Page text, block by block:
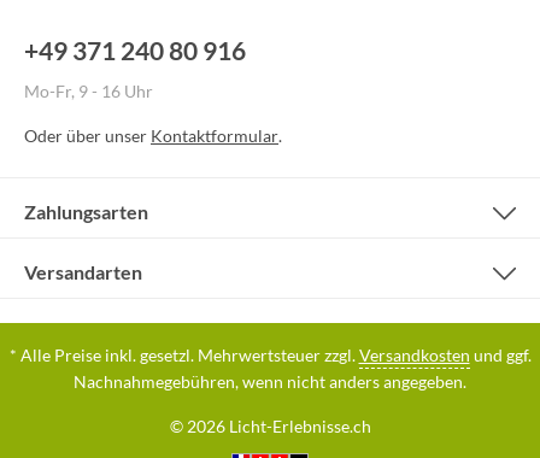
+49 371 240 80 916
Mo-Fr, 9 - 16 Uhr
Oder über unser Kontaktformular.
Zahlungsarten
Versandarten
* Alle Preise inkl. gesetzl. Mehrwertsteuer zzgl.Versandkosten und ggf.
Nachnahmegebühren, wenn nicht anders angegeben.
© 2026 Licht-Erlebnisse.ch